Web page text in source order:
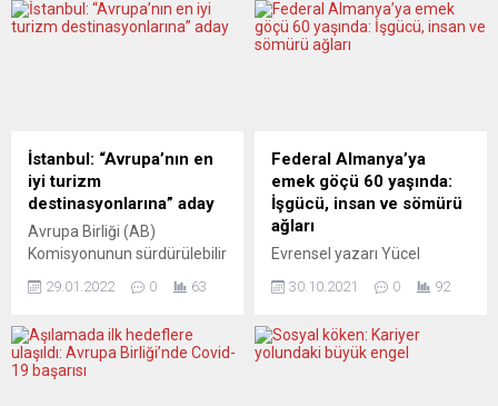
ihtiyaç duyduklarını söyledi.
Baerbock, Federal Mecliste
Vladimir Putin’in stratejisini
değiştirdiğini savunan
Baerbock, “İlk başta çok hızlı
şekilde yürüyüp Ukrayna’yı
alacağını düşündü. Sonra
her şey bitecekti....
gelmesiyle oluşuyor. Bu
devleti ve özgür, demokratik
Dairesi Başkanı Thomas
Haldenwang, darbe
planladıkları gerekçesiyle
bazı üyeleri tutuklanan
“İmparatorluk
Vatandaşlarının”
(Reichsbürger) devlet ve
İstanbul: “Avrupa’nın en
iyi turizm
destinasyonlarına” aday
Avrupa Birliği (AB)
Komisyonunun sürdürülebilir
Avrupa’nın en iyi
da aday gösterdi. Adaylar
arasında İstanbul’un yanı
29.01.2022 0 63
Federal Almanya’ya
emek göçü 60 yaşında:
İşgücü, insan ve sömürü
ağları
Evrensel yazarı Yücel
etnik ve dini
fırsatta göçmenlik ve
kökenin hatırlatılmadığı bir
30.10.2021 0 92